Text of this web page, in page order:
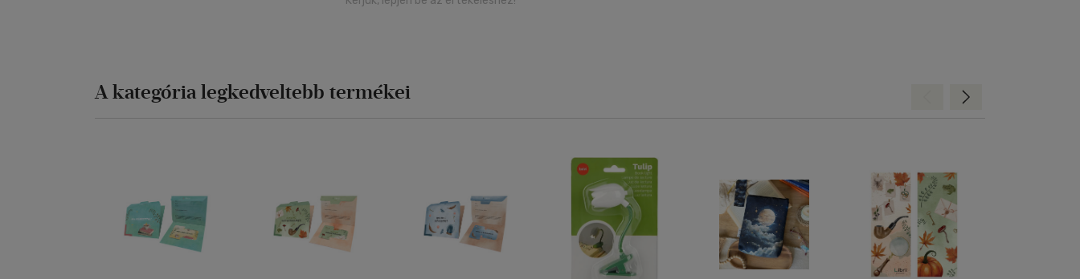
A kategória legkedveltebb termékei Előre